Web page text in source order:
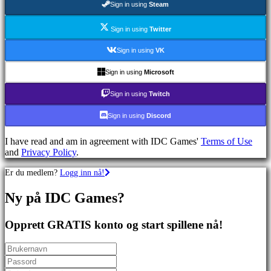
Racing
Casual
Indie
Simulation
Puzzle
Fighting
games
Demoer
Arrangementer
i
spillet
Nyheter
Media
Sign in using Steam
Sign in using Twitter
Sign in using VK
Sign in using Microsoft
Sign in using Twitch
Sign in using Discord
I have read and am in agreement with IDC Games' Terms of Use
and Privacy Policy.
Er du medlem? Logg inn nå!
Ny på IDC Games?
Opprett GRATIS konto og start spillene nå!